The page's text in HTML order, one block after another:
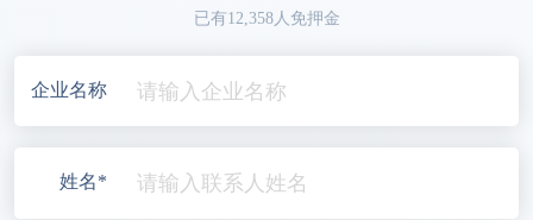
已有12,358人免押金
企业名称
姓名*